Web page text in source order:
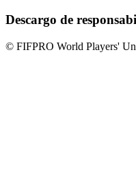
Descargo de
© FIFPRO World Players'